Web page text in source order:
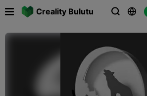
Creality Bulutu  